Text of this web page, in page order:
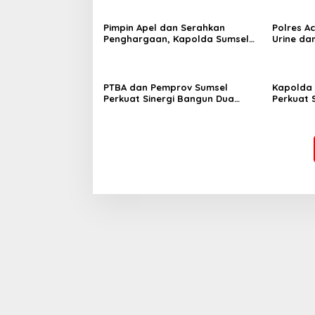
Pimpin Apel dan Serahkan
Penghargaan, Kapolda Sumsel
Polres
Urine
PTBA dan Pemprov Sumsel
Perkuat Sinergi Bangun Dua
Kapolda
Perkuat